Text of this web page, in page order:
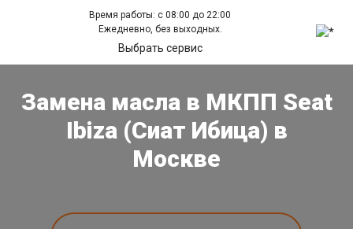
Время работы: с 08:00 до 22:00
Ежедневно, без выходных.
Выбрать сервис
Замена масла в МКПП Seat
Ibiza (Сиат Ибица) в
Москве